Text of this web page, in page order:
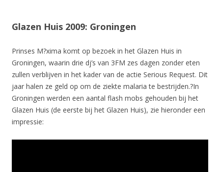
Glazen Huis 2009: Groningen
Prinses M?xima komt op bezoek in het Glazen Huis in
Groningen, waarin drie dj’s van 3FM zes dagen zonder eten
zullen verblijven in het kader van de actie Serious Request. Dit
jaar halen ze geld op om de ziekte malaria te bestrijden.?In
Groningen werden een aantal flash mobs gehouden bij het
Glazen Huis (de eerste bij het Glazen Huis), zie hieronder een
impressie: